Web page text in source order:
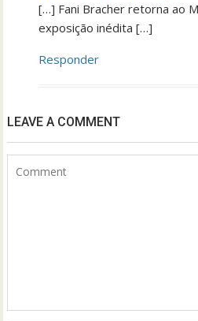
[…] Fani Bracher retorna ao
exposição inédita […]
Responder
LEAVE A COMMENT